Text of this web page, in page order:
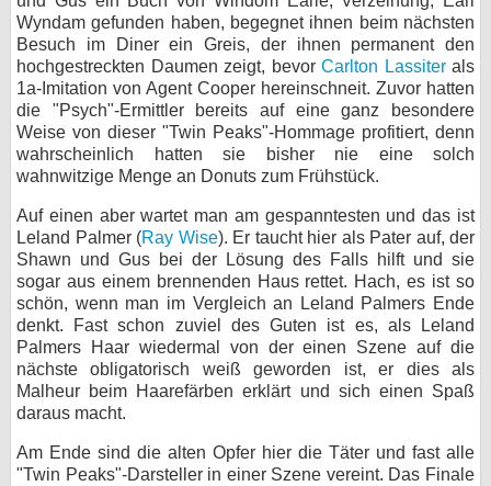
Wyndam gefunden haben, begegnet ihnen beim nächsten
Besuch im Diner ein Greis, der ihnen permanent den
hochgestreckten Daumen zeigt, bevor Carlton Lassiterals
1a-Imitation von Agent Cooper hereinschneit. Zuvor hatten
die "Psych"-Ermittler bereits auf eine ganz besondere
Weise von dieser "Twin Peaks"-Hommage profitiert, denn
wahrscheinlich hatten sie bisher nie eine solch
wahnwitzige Menge an Donuts zum Frühstück.
Auf einen aber wartet man am gespanntesten und das ist
Leland Palmer (Ray Wise). Er taucht hier als Pater auf, der
Shawn und Gus bei der Lösung des Falls hilft und sie
sogar aus einem brennenden Haus rettet. Hach, es ist so
schön, wenn man im Vergleich an Leland Palmers Ende
denkt. Fast schon zuviel des Guten ist es, als Leland
Palmers Haar wiedermal von der einen Szene auf die
nächste obligatorisch weiß geworden ist, er dies als
Malheur beim Haarefärben erklärt und sich einen Spaß
daraus macht.
Am Ende sind die alten Opfer hier die Täter und fast alle
"Twin Peaks"-Darsteller in einer Szene vereint. Das Finale